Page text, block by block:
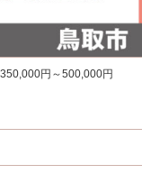
円～500,000円